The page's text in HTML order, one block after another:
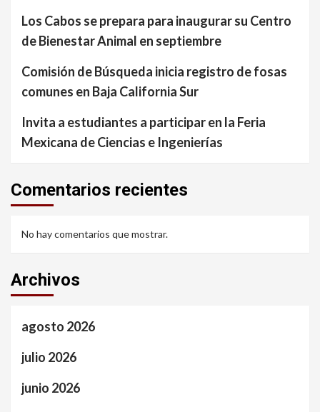
Los Cabos se prepara para inaugurar su Centro
de Bienestar Animal en septiembre
Comisión de Búsqueda inicia registro de fosas
comunes en Baja California Sur
Invita a estudiantes a participar en la Feria
Mexicana de Ciencias e Ingenierías
Comentarios recientes
No hay comentarios que mostrar.
Archivos
agosto 2026
julio 2026
junio 2026